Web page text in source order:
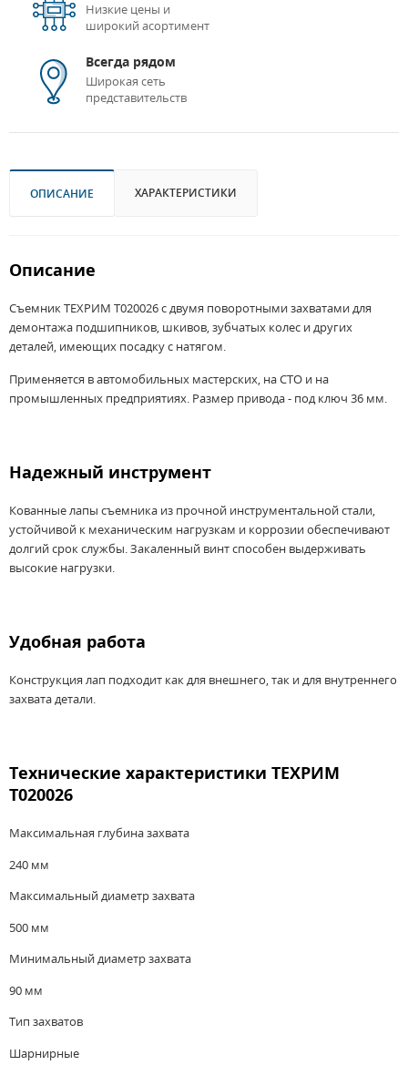
Низкие цены и
широкий асортимент
Всегда рядом
Широкая сеть
представительств
ОПИСАНИЕ ХАРАКТЕРИСТИКИ
Описание
Съемник ТЕХРИМ T020026 с двумя поворотными захватами для
демонтажа подшипников, шкивов, зубчатых колес и других
деталей, имеющих посадку с натягом.
Применяется в автомобильных мастерских, на СТО и на
промышленных предприятиях. Размер привода - под ключ 36 мм.
Надежный инструмент
Кованные лапы съемника из прочной инструментальной стали,
устойчивой к механическим нагрузкам и коррозии обеспечивают
долгий срок службы. Закаленный винт способен выдерживать
высокие нагрузки.
Удобная работа
Конструкция лап подходит как для внешнего, так и для внутреннего
захвата детали.
Технические характеристики ТЕХРИМ
T020026
Максимальная глубина захвата
240 мм
Максимальный диаметр захвата
500 мм
Минимальный диаметр захвата
90 мм
Тип захватов
Шарнирные